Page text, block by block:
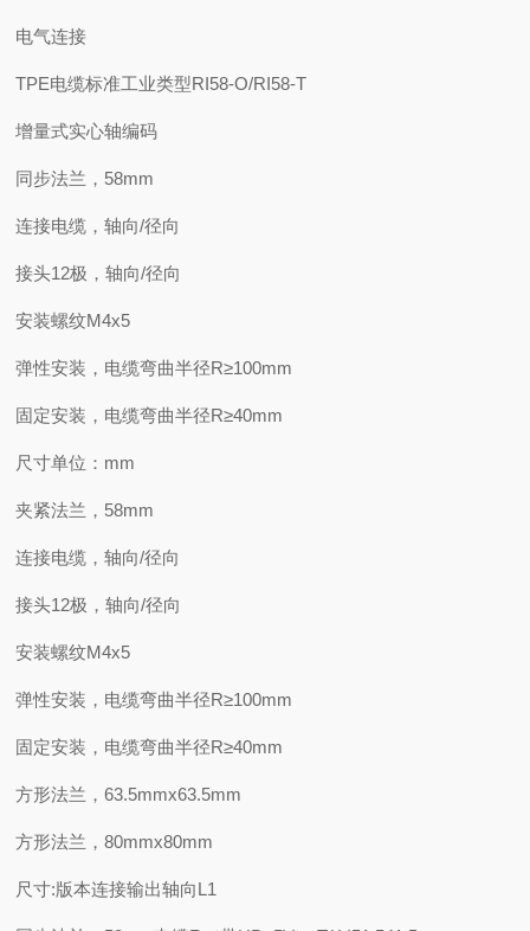
电气连接
TPE电缆标准工业类型RI58-O/RI58-T
增量式实心轴编码
同步法兰，58mm
连接电缆，轴向/径向
接头12极，轴向/径向
安装螺纹M4x5
弹性安装，电缆弯曲半径R≥100mm
固定安装，电缆弯曲半径R≥40mm
尺寸单位：mm
夹紧法兰，58mm
连接电缆，轴向/径向
接头12极，轴向/径向
安装螺纹M4x5
弹性安装，电缆弯曲半径R≥100mm
固定安装，电缆弯曲半径R≥40mm
方形法兰，63.5mmx63.5mm
方形法兰，80mmx80mm
尺寸:版本连接输出轴向L1